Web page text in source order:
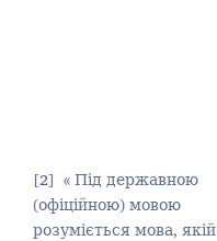
2
« Під державною
(офіційною) мовою
розуміється мова, якій